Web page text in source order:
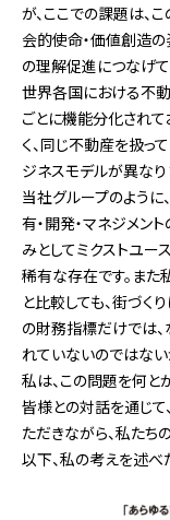
が、ここでの課題は、
会的使命・価値創造の
の理解促進につなげて
世界各国における不
ごとに機能分化されて
く、同じ不動産を扱っ
ジネスモデルが異なり
当社グループのように
有・開発・マネジメン
みとしてミクストユー
稀有な存在です。ま
と比較しても、街づく
の財務指標だけでは
れていないのではない
私は、この問題を何と
皆様との対話を通じて
ただきながら、私たち
以下、私の考えを述べ